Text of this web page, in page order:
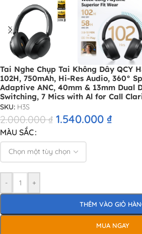
Tai Nghe Chụp Tai Không Dây QCY
102H, 750mAh, Hi-Res Audio, 360°
Adaptive ANC, 40mm & 13mm Dual
Switching, 7 Mics with Al for Call
SKU: H3S
2.000.000₫ 1.540.000 ₫
MÀU SẮC
- +
THÊM VÀO GIỎ
MUA NGAY